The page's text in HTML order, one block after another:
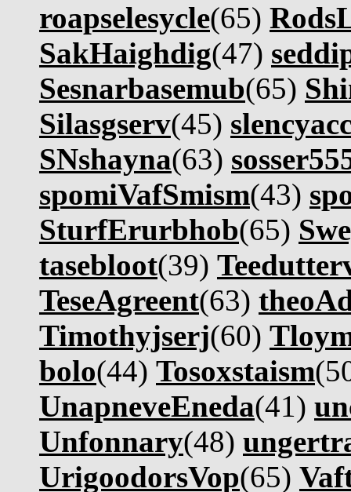
roapselesycle(65)
SakHaighdig(47)
Sesnarbasemub(65)
Silasgserv(45)
SNshayna(63)
spomiVafSmism(43)
SturfErurbhob(65)
tasebloot(39)
TeseAgreent(63)
Timothyjserj(60)
bolo(44) Tosoxstaism
UnapneveEneda(41)
Unfonnary(48)
UrigoodorsVop(65)